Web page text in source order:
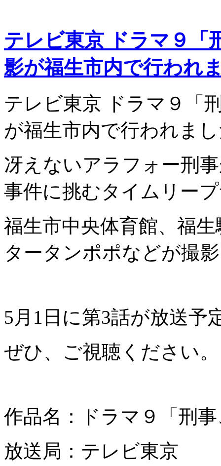
テレビ東京 ドラマ９「
影が福生市内で行われ
テレビ東京 ドラマ９「
が福生市内で行われま
冴えないアラフォー刑
事件に挑むタイムリー
福生市中央体育館、福
タータンポポなどが撮
5月1日に第3話が放送予
ぜひ、ご視聴ください。
作品名：ドラマ９「刑
放送局：テレビ東京